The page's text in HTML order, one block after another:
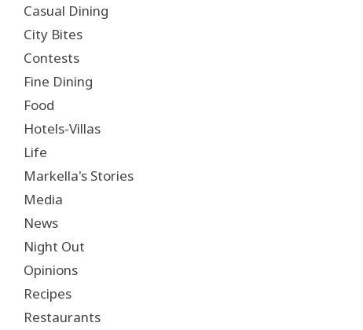
Casual Dining
City Bites
Contests
Fine Dining
Food
Hotels-Villas
Life
Markella's Stories
Media
News
Night Out
Opinions
Recipes
Restaurants